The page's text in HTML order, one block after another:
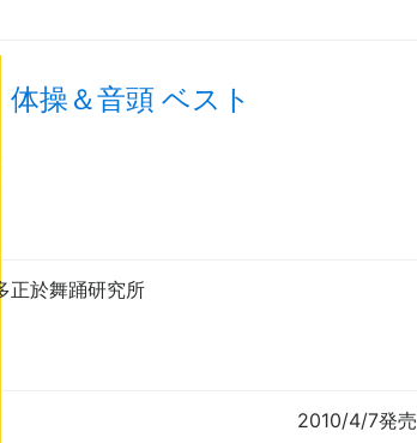
操＆音頭 ベスト
正於舞踊研究所
2010/4/7発売